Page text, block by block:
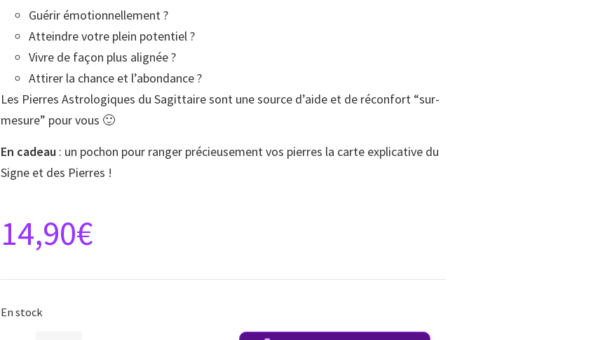
Guérir émotionnellement ?
Atteindre votre plein potentiel ?
Vivre de façon plus alignée ?
Attirer la chance et l’abondance ?
Les Pierres Astrologiques du Sagittaire sont une source d’aide et de réconfort “sur-
mesure” pour vous 🙂
En cadeau : un pochon pour ranger précieusement vos pierres la carte explicative du
Signe et des Pierres !
14,90€
En stock